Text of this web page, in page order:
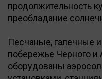
продолжительность
преобладание
Песчаные, галечные
побережье Черного и
оборудованы